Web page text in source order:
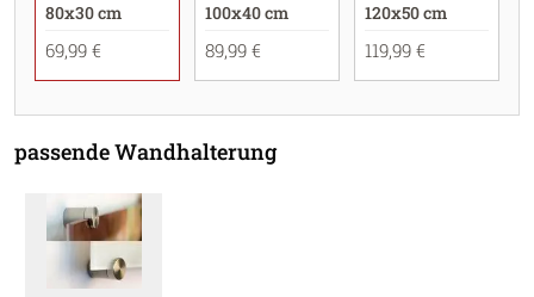
80x30 cm
69,99 €
100x40 cm
89,99 €
120x50 cm
119,99 €
passende Wandhalterung